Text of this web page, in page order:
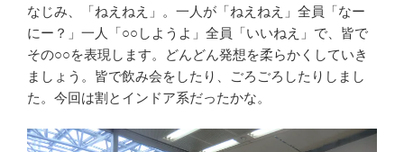
なじみ、「ねえねえ」。一人が「ねえねえ」全員「なー
にー？」一人「○○しようよ」全員「いいねえ」で、皆で
その○○を表現します。どんどん発想を柔らかくしていき
ましょう。皆で飲み会をしたり、ごろごろしたりしまし
た。今回は割とインドア系だったかな。